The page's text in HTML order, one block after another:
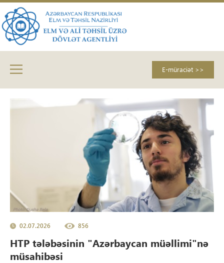
E-müraciət >>
02.07.2026 856
HTP tələbəsinin "Azərbaycan müəllimi"nə
müsahibəsi